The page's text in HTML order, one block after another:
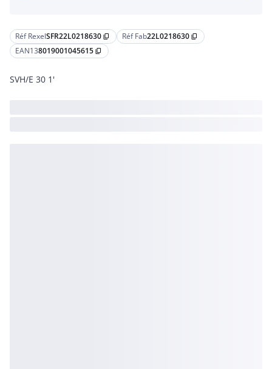
Réf RexelSFR22L0218630 content_copy Réf Fab22L0218630 content_copy
EAN138019001045615 content_copy
SVH/E 30 1'